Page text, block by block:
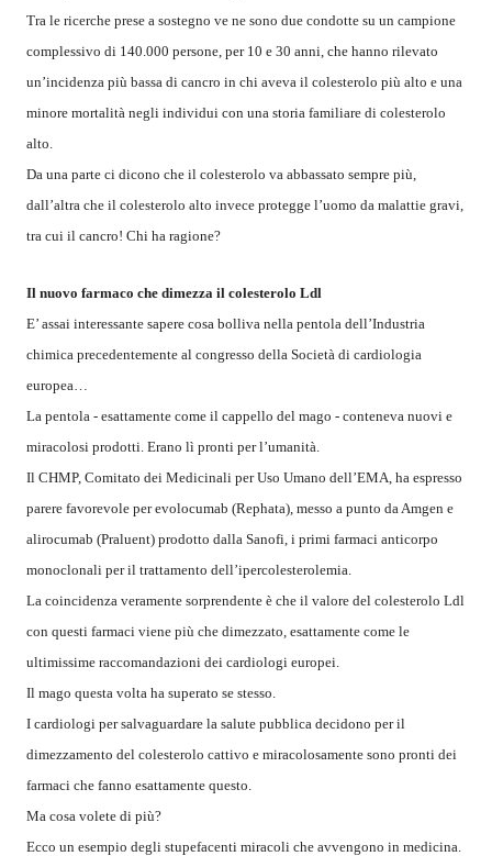
Tra le ricerche prese a sostegno ve ne sono due condotte su un campione
complessivo di 140.000 persone, per 10 e 30 anni, che hanno rilevato
un’incidenza più bassa di cancro in chi aveva il colesterolo più alto e una
minore mortalità negli individui con una storia familiare di colesterolo
alto.
Da una parte ci dicono che il colesterolo va abbassato sempre più,
dall’altra che il colesterolo alto invece protegge l’uomo da malattie gravi,
tra cui il cancro! Chi ha ragione?
Il nuovo farmaco che dimezza il colesterolo Ldl
E’ assai interessante sapere cosa bolliva nella pentola dell’Industria
chimica precedentemente al congresso della Società di cardiologia
europea…
La pentola - esattamente come il cappello del mago - conteneva nuovi e
miracolosi prodotti. Erano lì pronti per l’umanità.
Il CHMP, Comitato dei Medicinali per Uso Umano dell’EMA, ha espresso
parere favorevole per evolocumab (Rephata), messo a punto da Amgen e
alirocumab (Praluent) prodotto dalla Sanofi, i primi farmaci anticorpo
monoclonali per il trattamento dell’ipercolesterolemia.
La coincidenza veramente sorprendente è che il valore del colesterolo Ldl
con questi farmaci viene più che dimezzato, esattamente come le
ultimissime raccomandazioni dei cardiologi europei.
Il mago questa volta ha superato se stesso.
I cardiologi per salvaguardare la salute pubblica decidono per il
dimezzamento del colesterolo cattivo e miracolosamente sono pronti dei
farmaci che fanno esattamente questo.
Ma cosa volete di più?
Ecco un esempio degli stupefacenti miracoli che avvengono in medicina.